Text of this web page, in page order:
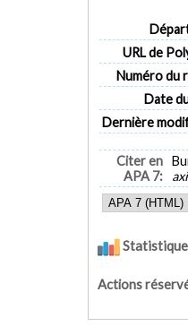
URL de
Numéro du
Date
Dernière
Citer en
APA 7:
Actions